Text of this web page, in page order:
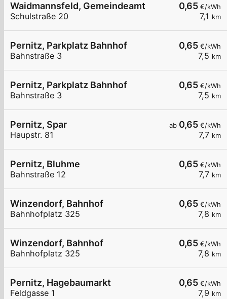
0,65 €/kWh
7,1 km
Waidmannsfeld, Gemeindeamt
Schulstraße 20
0,65 €/kWh
7,5 km
Pernitz, Parkplatz Bahnhof
Bahnstraße 3
0,65 €/kWh
7,5 km
Pernitz, Parkplatz Bahnhof
Bahnstraße 3
ab 0,65 €/kWh
7,7 km
Pernitz, Spar
Haupstr. 81
0,65 €/kWh
7,7 km
Pernitz, Bluhme
Bahnstraße 12
0,65 €/kWh
7,8 km
Winzendorf, Bahnhof
Bahnhofplatz 325
0,65 €/kWh
7,8 km
Winzendorf, Bahnhof
Bahnhofplatz 325
0,65 €/kWh
7,9 km
Pernitz, Hagebaumarkt
Feldgasse 1